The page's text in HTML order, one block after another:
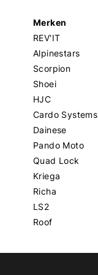
Merken
REV'IT
Alpinestars
Scorpion
Shoei
HJC
Cardo Systems
Dainese
Pando Moto
Quad Lock
Kriega
Richa
LS2
Roof